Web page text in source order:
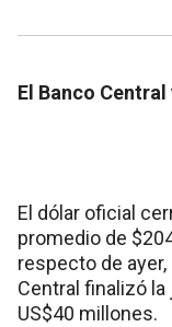
El Banco
El dólar oficial
promedio de
respecto de
Central finalizó
US$40 millones.